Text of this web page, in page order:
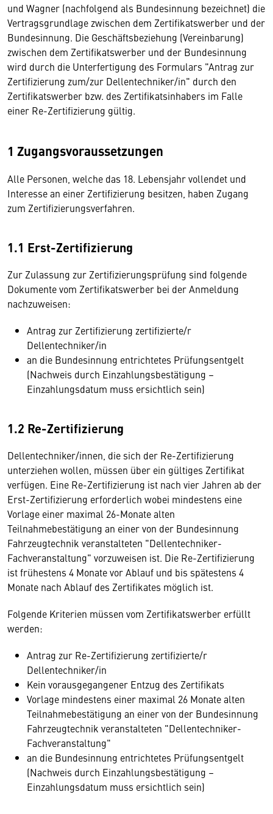
und Wagner (nachfolgend als Bundesinnung bezeichnet) die
Vertragsgrundlage zwischen dem Zertifikatswerber und der
Bundesinnung. Die Geschäftsbeziehung (Vereinbarung)
zwischen dem Zertifikatswerber und der Bundesinnung
wird durch die Unterfertigung des Formulars "Antrag zur
Zertifizierung zum/zur Dellentechniker/in" durch den
Zertifikatswerber bzw. des Zertifikatsinhabers im Falle
einer Re-Zertifizierung gültig.
1 Zugangsvoraussetzungen
Alle Personen, welche das 18. Lebensjahr vollendet und
Interesse an einer Zertifizierung besitzen, haben Zugang
zum Zertifizierungsverfahren.
1.1 Erst-Zertifizierung
Zur Zulassung zur Zertifizierungsprüfung sind folgende
Dokumente vom Zertifikatswerber bei der Anmeldung
nachzuweisen:
Antrag zur Zertifizierung zertifizierte/r
Dellentechniker/in
an die Bundesinnung entrichtetes Prüfungsentgelt
(Nachweis durch Einzahlungsbestätigung –
Einzahlungsdatum muss ersichtlich sein)
1.2 Re-Zertifizierung
Dellentechniker/innen, die sich der Re-Zertifizierung
unterziehen wollen, müssen über ein gültiges Zertifikat
verfügen. Eine Re-Zertifizierung ist nach vier Jahren ab der
Erst-Zertifizierung erforderlich wobei mindestens eine
Vorlage einer maximal 26-Monate alten
Teilnahmebestätigung an einer von der Bundesinnung
Fahrzeugtechnik veranstalteten "Dellentechniker-
Fachveranstaltung" vorzuweisen ist. Die Re-Zertifizierung
ist frühestens 4 Monate vor Ablauf und bis spätestens 4
Monate nach Ablauf des Zertifikates möglich ist.
Folgende Kriterien müssen vom Zertifikatswerber erfüllt
werden:
Antrag zur Re-Zertifizierung zertifizierte/r
Dellentechniker/in
Kein vorausgegangener Entzug des Zertifikats
Vorlage mindestens einer maximal 26 Monate alten
Teilnahmebestätigung an einer von der Bundesinnung
Fahrzeugtechnik veranstalteten "Dellentechniker-
Fachveranstaltung"
an die Bundesinnung entrichtetes Prüfungsentgelt
(Nachweis durch Einzahlungsbestätigung –
Einzahlungsdatum muss ersichtlich sein)